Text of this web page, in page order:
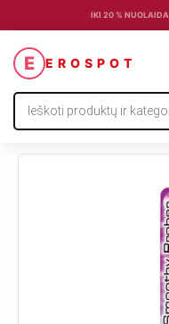
IKI 20 % NUOLAIDA
E EROSPOT
Products
search